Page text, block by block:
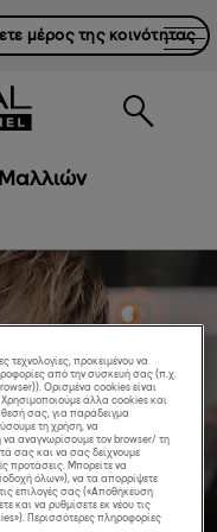
μέρος της κοινότητας
τεχνολογίες, προκειμένου να
από την συσκευή σας (π.χ.
Ορισμένα cookies είναι
άλλα cookies και
σας, για παράδειγμα
τη χρήση, να
αναγνωρίσουμε τον browser/ τη
σας και να σας δείχνουμε
προτάσεις. Μπορείτε να
όλων»), να τα απορρίψετε
επιλογές σας («Αποθήκευση
και να ρυθμίσετε εκ νέου τις
Περισσότερες πληροφορίες